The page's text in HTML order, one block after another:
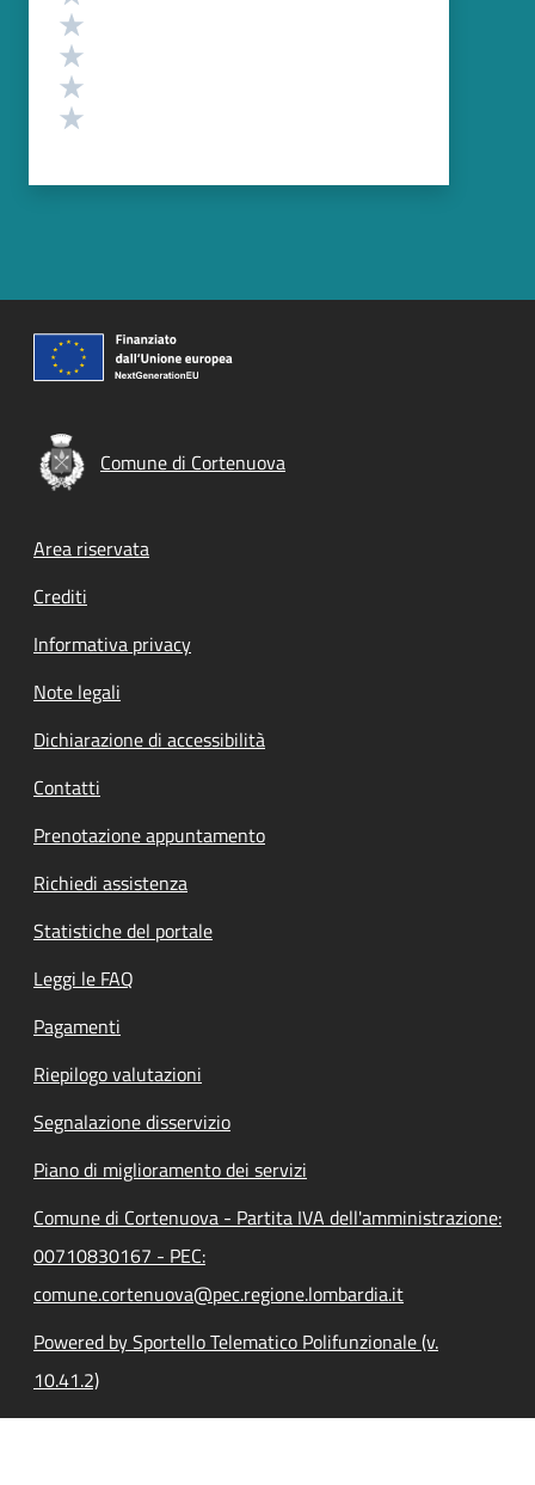
Comune di Cortenuova
Footer menu
Area riservata
Crediti
Informativa privacy
Note legali
Dichiarazione di accessibilità
Contatti
Prenotazione appuntamento
Richiedi assistenza
Statistiche del portale
Leggi le FAQ
Pagamenti
Riepilogo valutazioni
Segnalazione disservizio
Piano di miglioramento dei servizi
Comune di Cortenuova - Partita IVA dell'amministrazione:
00710830167 - PEC:
comune.cortenuova@pec.regione.lombardia.it
Powered by Sportello Telematico Polifunzionale (v.
10.41.2)